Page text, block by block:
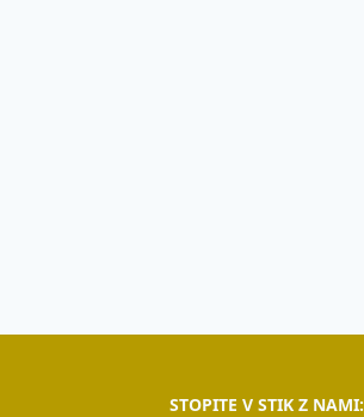
STOPITE V STIK Z NAMI: